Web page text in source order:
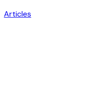
Articles